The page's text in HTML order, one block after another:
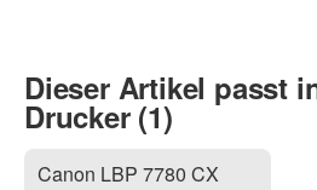
Dieser Artikel passt
Drucker (1)
Canon LBP 7780 CX